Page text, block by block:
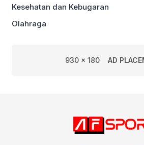
Kesehatan dan Kebugaran
Olahraga
930 x 180 AD